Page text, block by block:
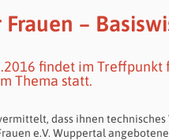
–
findet im
Thema statt.
dass ihnen
e.V. Wuppertal